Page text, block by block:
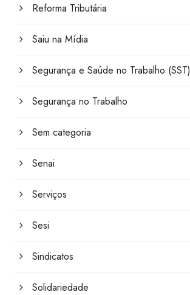
Reforma Tributária
Saiu na Mídia
Segurança e Saúde no Trabalho (SST)
Segurança no Trabalho
Sem categoria
Senai
Serviços
Sesi
Sindicatos
Solidariedade